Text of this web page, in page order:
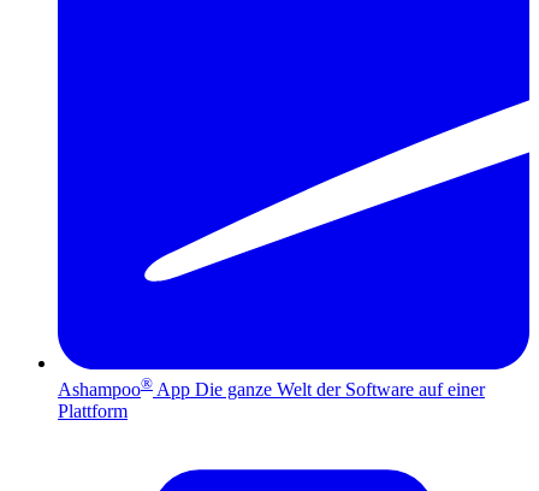
Ashampoo® App Die ganze Welt der Software auf einer
Plattform